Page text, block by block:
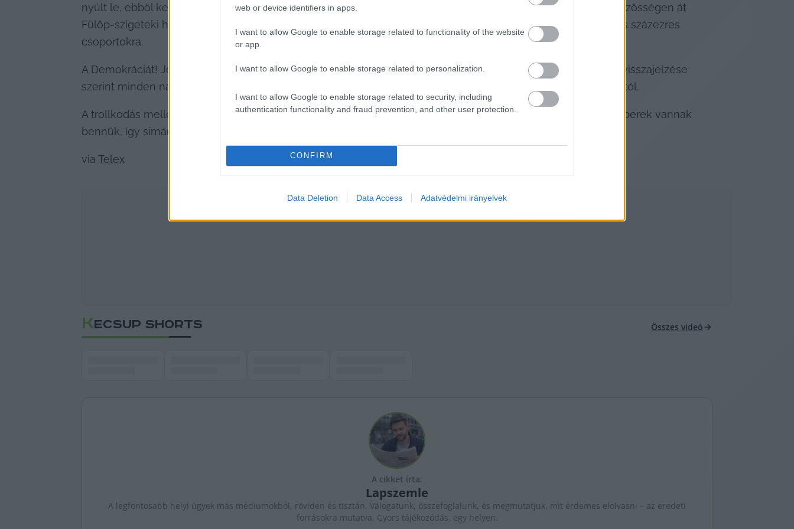
web or device identifiers in apps.
I want to allow Google to enable storage related to functionality of the website
or app.
I want to allow Google to enable storage related to personalization.
I want to allow Google to enable storage related to security, including
authentication functionality and fraud prevention, and other user protection.
CONFIRM
Data Deletion Data Access Adatvédelmi irányelvek
nyúlt le, ebből kettő volt magyar. Található még a repertoárban Beyoncé-rajongóktól tudományos shitpostközösségen át
Fülöp-szigeteki horgolócsoportig szinte minden is, egyértelmű, hogy véletlenszerűen csapnak le több tíz- és százezres
csoportokra.
A Demokráciát! Jogállamot! Kormányváltást! fő adminja írt minden érintett csoport moderátorának, az egyik visszajelzése
szerint minden nap jelentik a csoportlopókat, de egyelőre ők sem kaptak semmilyen segítséget a Facebooktól.
A trollkodás mellett nagy biznisz a sokkövetős oldalak és csoportok adásvétele is, pláne, ha valódi, aktív emberek vannak
bennük, így simán lehet, hogy az illetéktelen adminok csak egy vevőre várnak.
via Telex
HIRDETÉS
KECSUP SHORTS Összes videó
A cikket írta:
Lapszemle
A legfontosabb helyi ügyek más médiumokból, röviden és tisztán. Válogatunk, összefoglalunk, és megmutatjuk, mit érdemes elolvasni – az eredeti
forrásokra mutatva. Gyors tájékozódás, egy helyen.